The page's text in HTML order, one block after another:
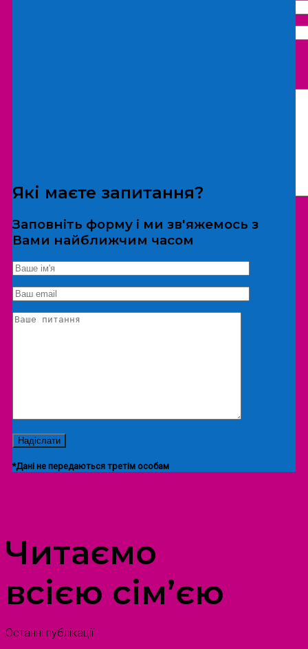
*Дані не передаються третім особам
Екскурсія/локація
Які маєте запитання?
Заповніть форму і ми зв'яжемось з
Вами найближчим часом
*Дані не передаються третім особам
Читаємо
всією сім’єю
Останні публікації